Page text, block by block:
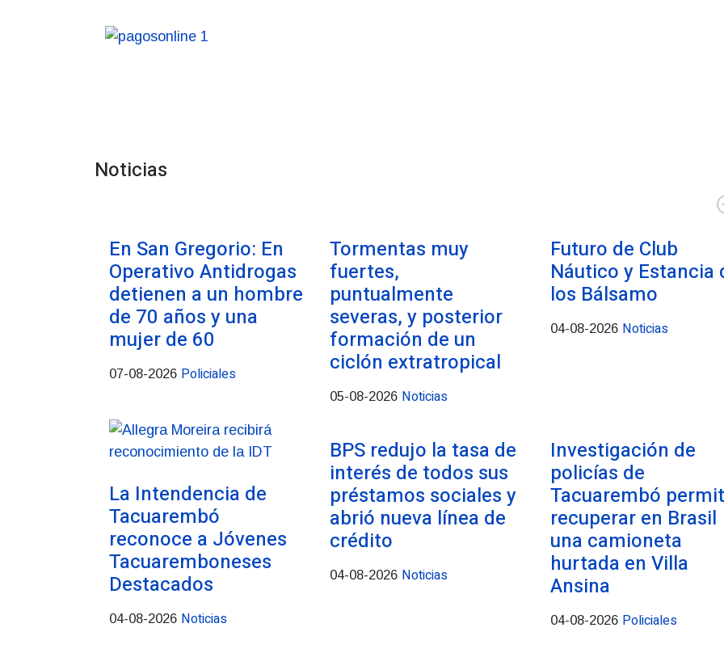
Noticias
En San Gregorio: En
Operativo Antidrogas
detienen a un hombre
de 70 años y una
mujer de 60
07-08-2026 Policiales
Tormentas muy
fuertes,
puntualmente
severas, y posterior
formación de un
ciclón extratropical
05-08-2026 Noticias
Futuro de Club
Náutico y Estancia
los Bálsamo
04-08-2026 Noticias
La Intendencia de
Tacuarembó
reconoce a Jóvenes
Tacuaremboneses
Destacados
04-08-2026 Noticias
BPS redujo la tasa de
interés de todos sus
préstamos sociales y
abrió nueva línea de
crédito
04-08-2026 Noticias
Investigación de
policías de
Tacuarembó
recuperar en Brasil
una camioneta
hurtada en Villa
Ansina
04-08-2026 Policiales